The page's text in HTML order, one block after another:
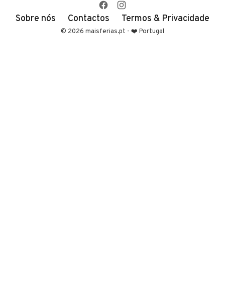
Sobre nós Contactos Termos & Privacidade
© 2026 maisferias.pt - ❤️ Portugal